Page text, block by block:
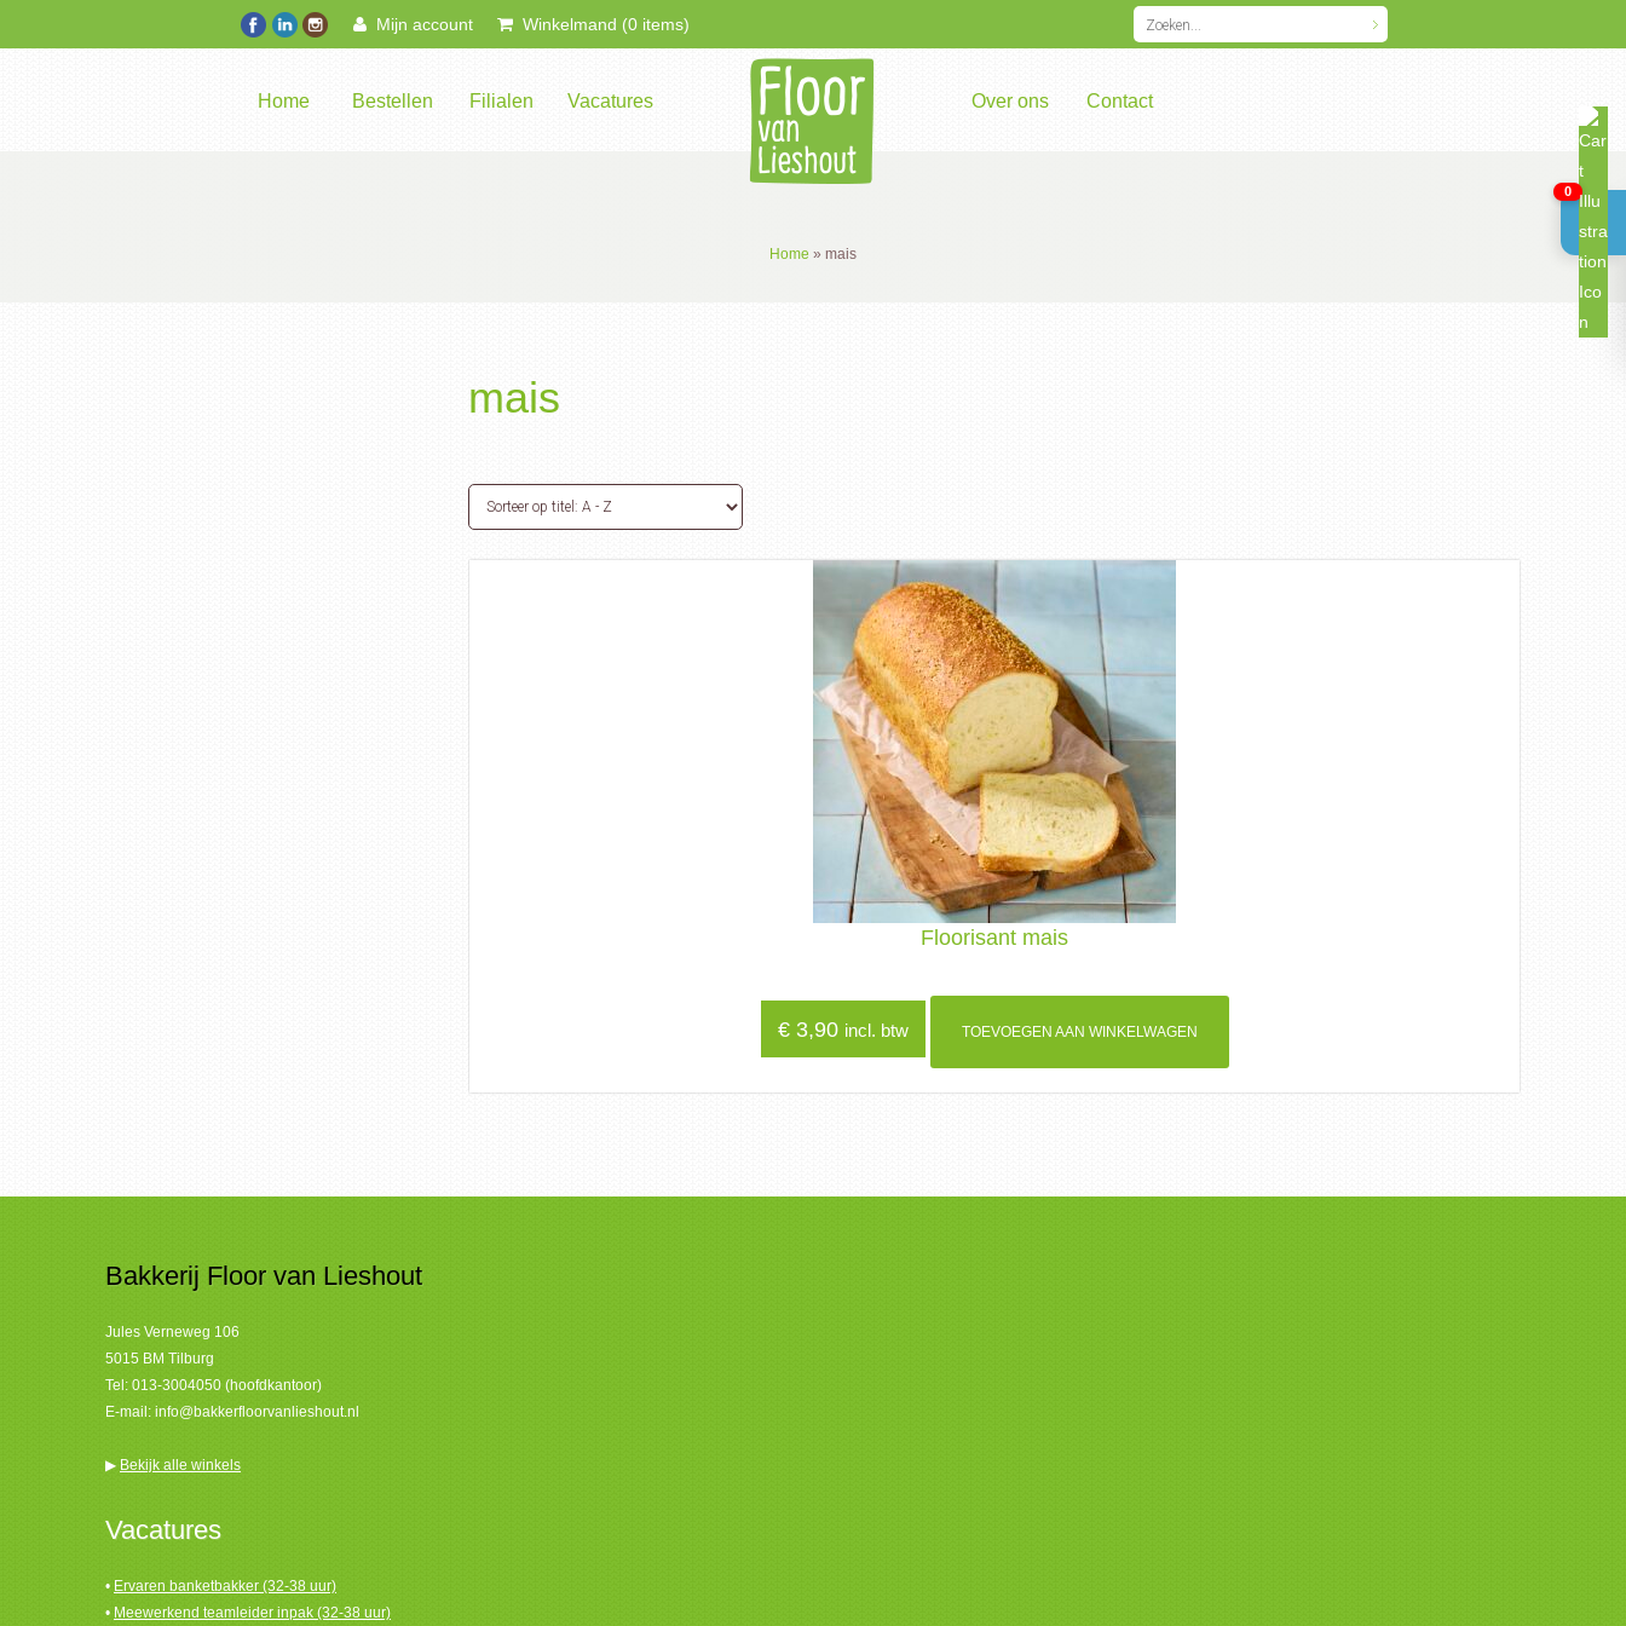
Mijn account Winkelmand (0 items)
Home Bestellen Filialen Vacatures Over ons Contact
Home » mais
mais
Floorisant mais
€3,90 incl. btw TOEVOEGEN AAN WINKELWAGEN
Bakkerij Floor van Lieshout
Jules Verneweg 106
5015 BM Tilburg
Tel: 013-3004050 (hoofdkantoor)
E-mail: info@bakkerfloorvanlieshout.nl
▶ Bekijk alle winkels
Vacatures
• Ervaren banketbakker (32-38 uur)
• Meewerkend teamleider inpak (32-38 uur)
0